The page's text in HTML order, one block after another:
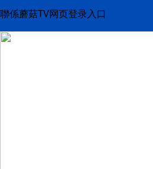
聯係蘑菇TV网页登录入口